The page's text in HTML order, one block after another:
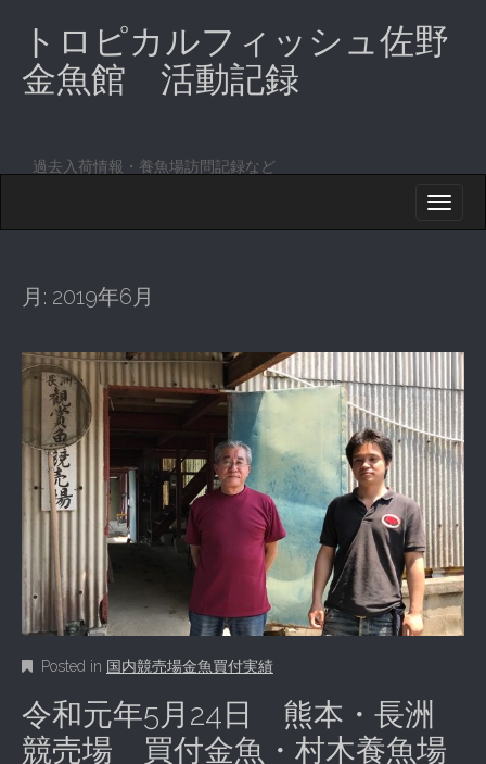
トロピカルフィッシュ佐野
金魚館 活動記録
過去入荷情報・養魚場訪問記録など
N
M
N
O
C
N
T
月: 2019年6月
Posted in 国内競売場金魚買付実績
令和元年5月24日 熊本・長洲
競売場 買付金魚・村木養魚場